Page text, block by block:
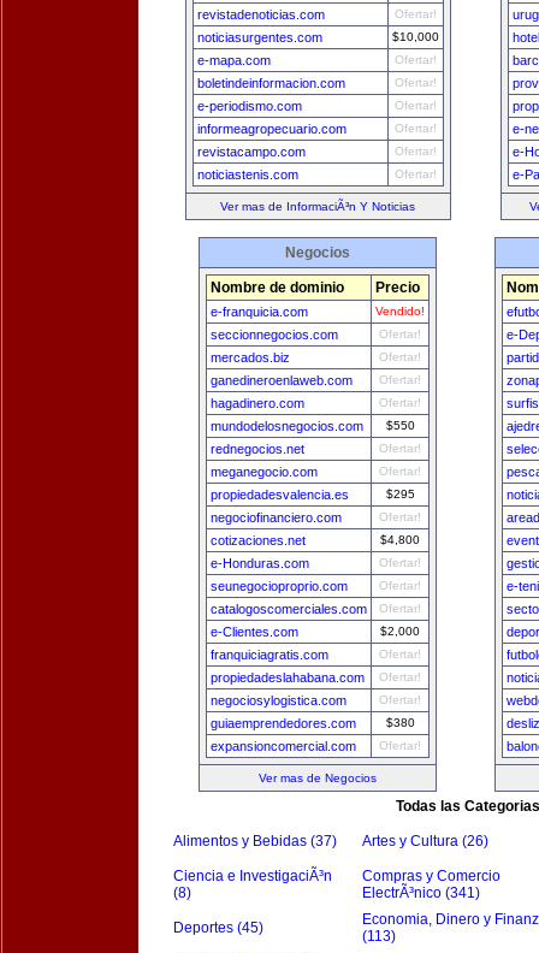
revistadenoticias.com Ofertar!
noticiasurgentes.com $10,000
e-mapa.com Ofertar!
boletindeinformacion.com Ofertar!
e-periodismo.com Ofertar!
informeagropecuario.com Ofertar!
revistacampo.com Ofertar!
noticiastenis.com Ofertar!
Ver mas de InformaciÃ³n Y Noticias
e-
e-
e-
Negocios
Nombre de dominio Precio
e-franquicia.com Vendido!
seccionnegocios.com Ofertar!
mercados.biz Ofertar!
ganedineroenlaweb.com Ofertar!
hagadinero.com Ofertar!
mundodelosnegocios.com $550
rednegocios.net Ofertar!
meganegocio.com Ofertar!
propiedadesvalencia.es $295
negociofinanciero.com Ofertar!
cotizaciones.net $4,800
e-Honduras.com Ofertar!
seunegocioproprio.com Ofertar!
catalogoscomerciales.com Ofertar!
e-Clientes.com $2,000
franquiciagratis.com Ofertar!
propiedadeslahabana.com Ofertar!
negociosylogistica.com Ofertar!
guiaemprendedores.com $380
expansioncomercial.com Ofertar!
Ver mas de Negocios
e-
e-
Todas las Categorias
Alimentos y Bebidas (37) Artes y Cultura (26)
Ciencia e InvestigaciÃ³n
(8)
Compras y Comercio
ElectrÃ³nico (341)
Deportes (45)
Economia, Dinero y
(113)